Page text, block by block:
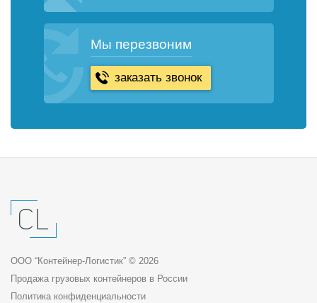
Мы перезвоним
ООО “Контейнер-Логистик” © 2026
Продажа грузовых контейнеров в России
Политика конфиденциальности